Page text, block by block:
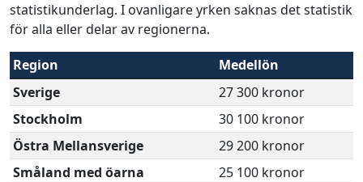
statistikunderlag. I ovanligare yrken saknas det statistik
för alla eller delar av regionerna.
Region
Medellön
Sverige
27 300 kronor
Stockholm
30 100 kronor
Östra Mellansverige
29 200 kronor
Småland med öarna
25 100 kronor